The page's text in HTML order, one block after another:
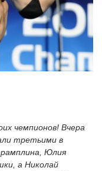
чемпионов! Вчера
третьими в
Юлия
а Николай